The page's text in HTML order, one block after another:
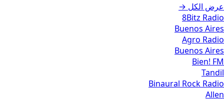
عرض الكل →
8Bitz Radio
Buenos Aires
Agro Radio
Buenos Aires
Bien! FM
Tandil
Binaural Rock Radio
Allen